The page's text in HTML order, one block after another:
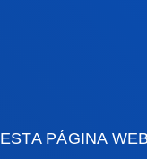
ESTA PÁGINA